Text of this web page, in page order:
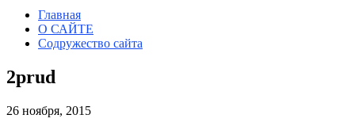
Главная
О САЙТЕ
Содружество сайта
2prud
26 ноября, 2015